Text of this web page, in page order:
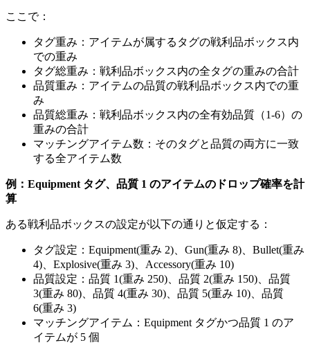
ここで：
タグ重み：アイテムが属するタグの戦利品ボックス内
での重み
タグ総重み：戦利品ボックス内の全タグの重みの合計
品質重み：アイテムの品質の戦利品ボックス内での重
み
品質総重み：戦利品ボックス内の全有効品質（1-6）の
重みの合計
マッチングアイテム数：そのタグと品質の両方に一致
する全アイテム数
例：Equipment タグ、品質 1 のアイテムのドロップ確率を計
算
ある戦利品ボックスの設定が以下の通りと仮定する：
タグ設定：Equipment(重み 2)、Gun(重み 8)、Bullet(重み
4)、Explosive(重み 3)、Accessory(重み 10)
品質設定：品質 1(重み 250)、品質 2(重み 150)、品質
3(重み 80)、品質 4(重み 30)、品質 5(重み 10)、品質
6(重み 3)
マッチングアイテム：Equipment タグかつ品質 1 のア
イテムが 5 個